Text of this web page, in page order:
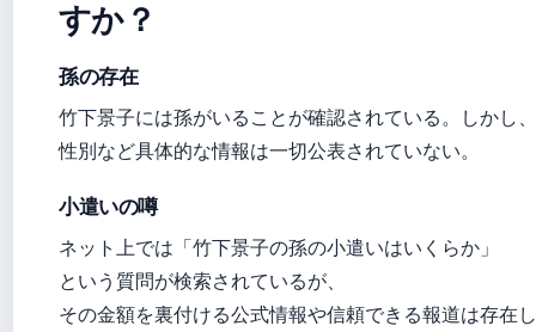
すか？
孫の存在
竹下景子には孫がいることが確認されている。しかし
性別など具体的な情報は一切公表されていない。
小遣いの噂
ネット上では「竹下景子の孫の小遣いはいくらか」
という質問が検索されているが、
その金額を裏付ける公式情報や信頼できる報道は存在